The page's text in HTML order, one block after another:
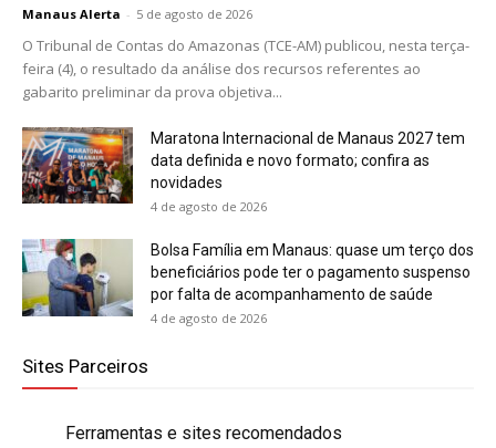
Manaus Alerta - 5 de agosto de 2026
O Tribunal de Contas do Amazonas (TCE-AM) publicou, nesta terça-
feira (4), o resultado da análise dos recursos referentes ao
gabarito preliminar da prova objetiva...
Maratona Internacional de Manaus 2027 tem
data definida e novo formato; confira as
novidades
4 de agosto de 2026
Bolsa Família em Manaus: quase um terço dos
beneficiários pode ter o pagamento suspenso
por falta de acompanhamento de saúde
4 de agosto de 2026
Sites Parceiros
Ferramentas e sites recomendados